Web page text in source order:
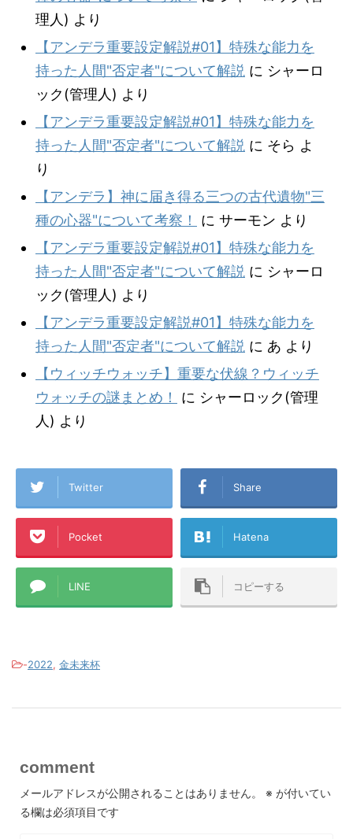
理人) より
【アンデラ重要設定解説#01】特殊な能力を
持った人間"否定者"について解説 に シャーロ
ック(管理人) より
【アンデラ重要設定解説#01】特殊な能力を
持った人間"否定者"について解説 に そら よ
り
【アンデラ】神に届き得る三つの古代遺物"三
種の心器"について考察！
に サーモン より
【アンデラ重要設定解説#01】特殊な能力を
持った人間"否定者"について解説 に シャーロ
ック(管理人) より
【アンデラ重要設定解説#01】特殊な能力を
持った人間"否定者"について解説 に あ より
【ウィッチウォッチ】重要な伏線？ウィッチ
ウォッチの謎まとめ！
に シャーロック(管理
人) より
Twitter Share
Pocket Hatena
LINE コピーする
-2022, 金未来杯
comment
メールアドレスが公開されることはありません。 ※ が付いてい
る欄は必須項目です